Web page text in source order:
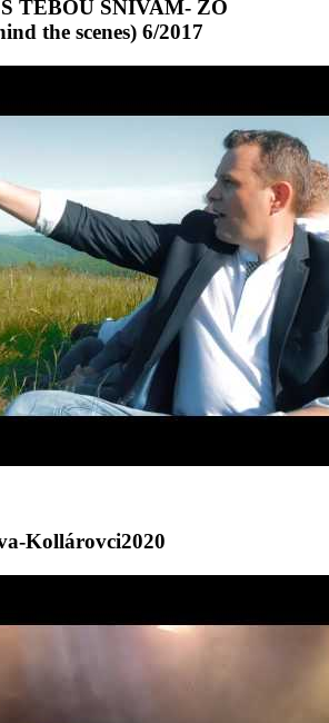
TEBOU SNÍVAM- ZO
the scenes) 6/2017
Kollárovci2020